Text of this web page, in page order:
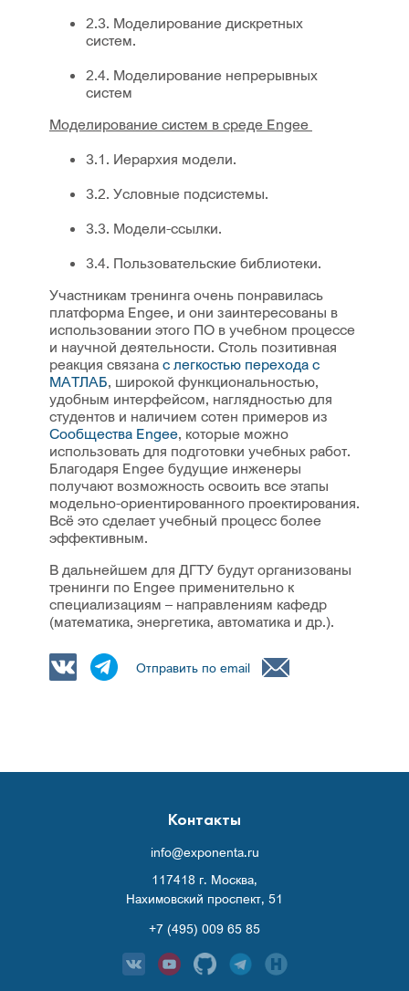
2.3. Моделирование дискретных
систем.
2.4. Моделирование непрерывных
систем
Моделирование систем в среде Engee
3.1. Иерархия модели.
3.2. Условные подсистемы.
3.3. Модели-ссылки.
3.4. Пользовательские библиотеки.
Участникам тренинга очень понравилась
платформа Engee, и они заинтересованы в
использовании этого ПО в учебном процессе
и научной деятельности. Столь позитивная
реакция связана с легкостью перехода с
МАТЛАБ, широкой функциональностью,
удобным интерфейсом, наглядностью для
студентов и наличием сотен примеров из
Сообщества Engee, которые можно
использовать для подготовки учебных работ.
Благодаря Engee будущие инженеры
получают возможность освоить все этапы
модельно-ориентированного проектирования.
Всё это сделает учебный процесс более
эффективным.
В дальнейшем для ДГТУ будут организованы
тренинги по Engee применительно к
специализациям – направлениям кафедр
(математика, энергетика, автоматика и др.).
Отправить по email
Контакты
info@exponenta.ru
117418 г. Москва,
Нахимовский проспект, 51
+7 (495) 009 65 85